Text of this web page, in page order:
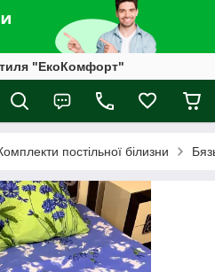
"ЕкоКомфорт"
постільної білизни